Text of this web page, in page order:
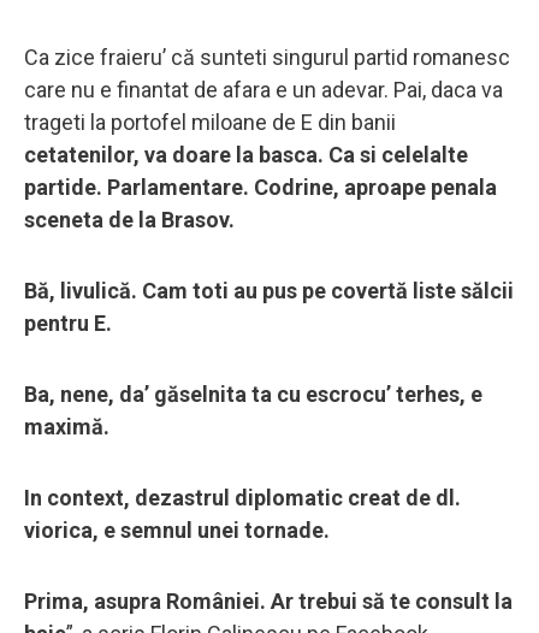
Ca zice fraieru’ că sunteti singurul partid romanesc
care nu e finantat de afara e un adevar. Pai, daca va
trageti la portofel miloane de E din banii
cetatenilor, va doare la basca. Ca si celelalte
partide. Parlamentare. Codrine, aproape penala
sceneta de la Brasov.
Bă, livulică. Cam toti au pus pe covertă liste sălcii
pentru E.
Ba, nene, da’ găselnita ta cu escrocu’ terhes, e
maximă.
In context, dezastrul diplomatic creat de dl.
viorica, e semnul unei tornade.
Prima, asupra României. Ar trebui să te consult la